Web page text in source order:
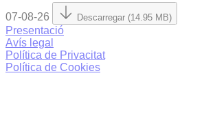
07-08-26 Descarregar (14.95 MB)
Presentació
Avís legal
Política de Privacitat
Política de Cookies